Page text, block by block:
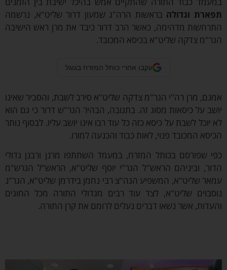
וגדולהבראשות הרה"ג שמעון דרור שליט"א, נרשמה
מדהימה, כאשר הרב דרור כיבד את מרן ראש הישיבה
צדקה שליט"א בכיסא המכובד.
עקבו אחרי כותל המזרח בגוגל
מרן רה"י הגר"מ צדקה שליט"א סירב לשבת, והסביר שאינו
על כיסאות מסוג זה. בתגובה, הבהיר הגר"ש דרור כי גם הוא
יוכל לשבת על כיסא כזה כל עוד רבו אינו יושב עליו. לבסוף נותר
המכובד פנוי, לאות כבוד והכנעה למורו.
שפורסם בכותל המזרח, במעמד השתתפו מרנן ורבנן גדולי
וביניהם הראש"ל הגר"י יוסף שליט"א, הראש"ל הגרש"מ
שליט"א, המשפיע הגה"צ רבי נחמן בידרמן שליט"א, הגר"נ
שליט"א, לצד עוד רבים מגדולי התורה מכל החוגים
אשר נשאו דברים נעלים לרומם את קרן התורה.